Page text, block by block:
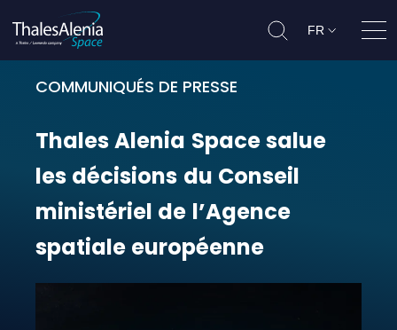
FR
COMMUNIQUÉS DE PRESSE
Thales Alenia Space salue les
ThalesAlenia Spacesalue
les décisions du Conseil
ministériel de l’Agence
spatiale européenne